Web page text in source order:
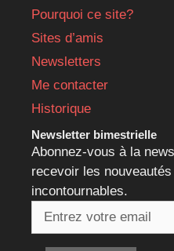
Pourquoi ce site?
Sites d’amis
Newsletters
Me contacter
Historique
Newsletter bimestrielle
Abonnez-vous à la
recevoir les
incontournables.